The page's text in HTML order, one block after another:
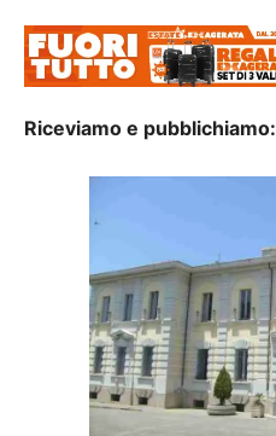
Riceviamo e pubblichiamo: